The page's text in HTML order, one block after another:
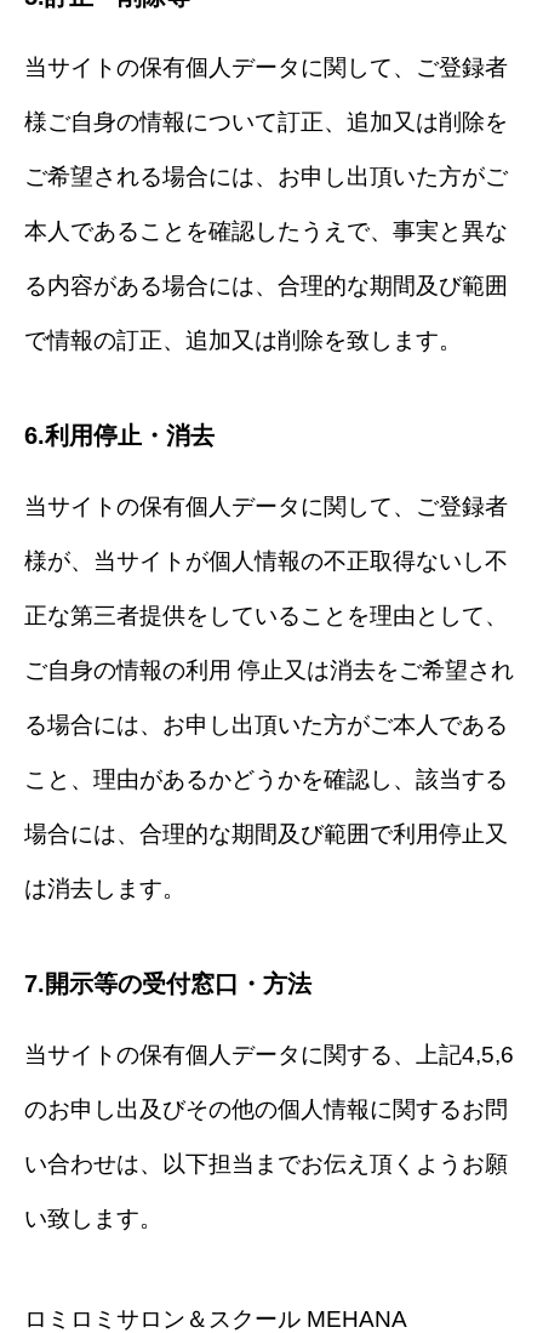
当サイトの保有個人データに関して、ご登録者
様ご自身の情報について訂正、追加又は削除を
ご希望される場合には、お申し出頂いた方がご
本人であることを確認したうえで、事実と異な
る内容がある場合には、合理的な期間及び範囲
で情報の訂正、追加又は削除を致します。
6.利用停止・消去
当サイトの保有個人データに関して、ご登録者
様が、当サイトが個人情報の不正取得ないし不
正な第三者提供をしていることを理由として、
ご自身の情報の利用 停止又は消去をご希望され
る場合には、お申し出頂いた方がご本人である
こと、理由があるかどうかを確認し、該当する
場合には、合理的な期間及び範囲で利用停止又
は消去します。
7.開示等の受付窓口・方法
当サイトの保有個人データに関する、上記4,5,6
のお申し出及びその他の個人情報に関するお問
い合わせは、以下担当までお伝え頂くようお願
い致します。
ロミロミサロン＆スクール MEHANA